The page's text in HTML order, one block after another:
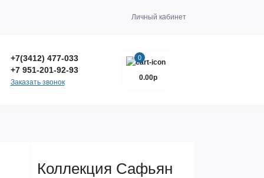
Личный кабинет
+7(3412) 477-033
+7 951-201-92-93
Заказать звонок
0
0.00р
Коллекция Сафьян